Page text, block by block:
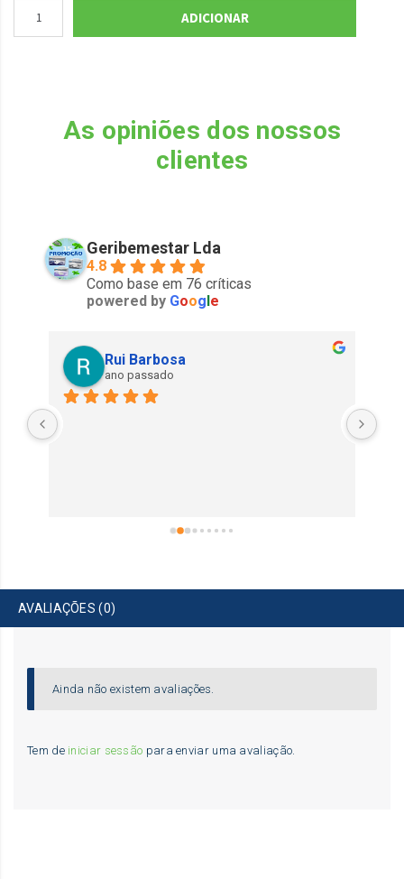
ADICIONAR
As opiniões dos nossos
clientes
Geribemestar Lda
4.8
Como base em 76 críticas
powered by Google
Rui Barbosa
ano passado
AVALIAÇÕES (0)
Ainda não existem avaliações.
Tem de iniciar sessão para enviar uma avaliação.